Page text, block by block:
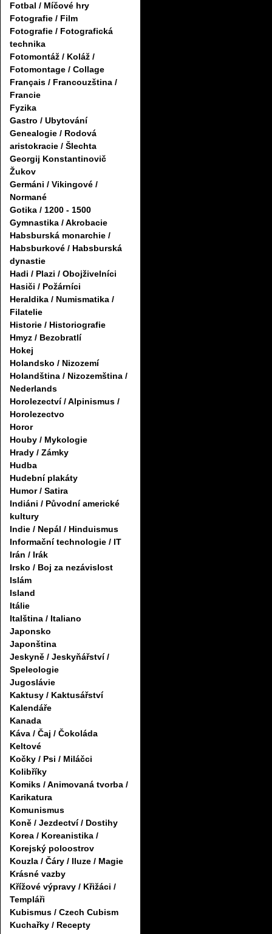
Fotbal / Míčové hry
Fotografie / Film
Fotografie / Fotografická
technika
Fotomontáž / Koláž /
Fotomontage / Collage
Français / Francouzština /
Francie
Fyzika
Gastro / Ubytování
Genealogie / Rodová
aristokracie / Šlechta
Georgij Konstantinovič
Žukov
Germáni / Vikingové /
Normané
Gotika / 1200 - 1500
Gymnastika / Akrobacie
Habsburská monarchie /
Habsburkové / Habsburská
dynastie
Hadi / Plazi / Obojživelníci
Hasiči / Požárníci
Heraldika / Numismatika /
Filatelie
Historie / Historiografie
Hmyz / Bezobratlí
Hokej
Holandsko / Nizozemí
Holandština / Nizozemština /
Nederlands
Horolezectví / Alpinismus /
Horolezectvo
Horor
Houby / Mykologie
Hrady / Zámky
Hudba
Hudební plakáty
Humor / Satira
Indiáni / Původní americké
kultury
Indie / Nepál / Hinduismus
Informační technologie / IT
Irán / Irák
Irsko / Boj za nezávislost
Islám
Island
Itálie
Italština / Italiano
Japonsko
Japonština
Jeskyně / Jeskyňářství /
Speleologie
Jugoslávie
Kaktusy / Kaktusářství
Kalendáře
Kanada
Káva / Čaj / Čokoláda
Keltové
Kočky / Psi / Miláčci
Kolibříky
Komiks / Animovaná tvorba /
Karikatura
Komunismus
Koně / Jezdectví / Dostihy
Korea / Koreanistika /
Korejský poloostrov
Kouzla / Čáry / Iluze / Magie
Krásné vazby
Křížové výpravy / Křižáci /
Templáři
Kubismus / Czech Cubism
Kuchařky / Recepty